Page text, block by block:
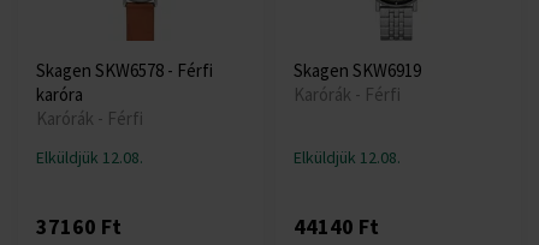
Skagen SKW6578 - Férfi
karóra
Karórák - Férfi
Elküldjük 12.08.
37160 Ft
Skagen SKW6919
Karórák - Férfi
Elküldjük 12.08.
44140 Ft